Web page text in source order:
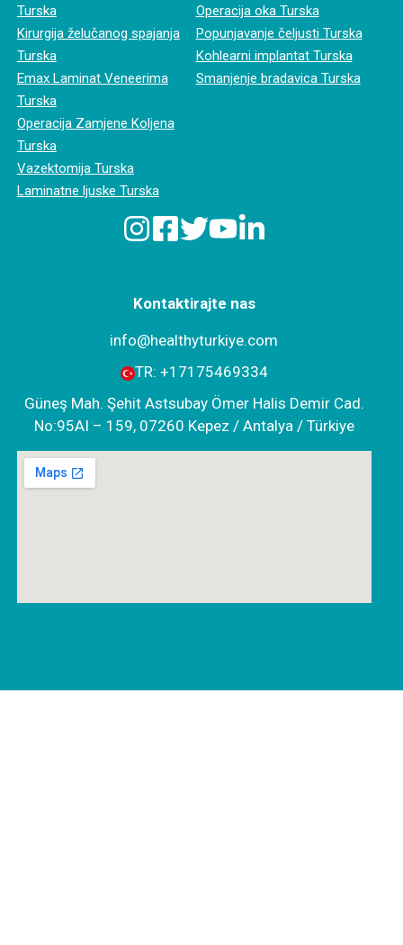
Turska
Kirurgija želučanog spajanja
Turska
Emax Laminat Veneerima
Turska
Operacija Zamjene Koljena
Turska
Vazektomija Turska
Laminatne ljuske Turska
Operacija oka Turska
Popunjavanje čeljusti Turska
Kohlearni implantat Turska
Smanjenje bradavica Turska
Kontaktirajte nas
info@healthyturkiye.com
TR: +‪17175469334‬
Güneş Mah. Şehit Astsubay Ömer Halis Demir Cad.
No:95AI – 159, 07260 Kepez / Antalya / Türkiye